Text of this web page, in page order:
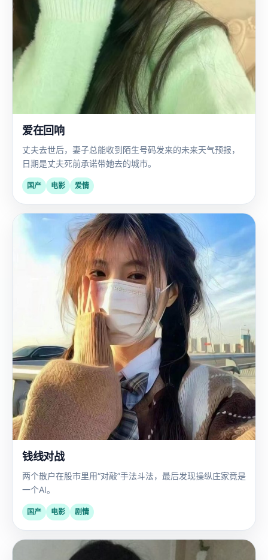
爱在回响
丈夫去世后，妻子总能收到陌生号码发来的未来天气预报，
日期是丈夫死前承诺带她去的城市。
国产 电影
爱情
2019
国
钱线对战
两个散户在股市里用“对敲”手法斗法，最后发现操纵庄家竟是
一个AI。
国产 电影
剧情
2023
国